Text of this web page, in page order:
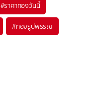
#ราคาทองวันนี้
#ทองรูปพรรณ